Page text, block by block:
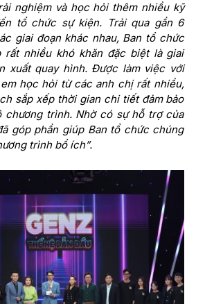
nghiệm và học hỏi thêm nhiều kỹ
tổ chức sự kiện. Trải qua gần 6
giai đoạn khác nhau, Ban tổ chức
rất nhiều khó khăn đặc biệt là giai
xuất quay hình. Được làm việc với
học hỏi từ các anh chị rất nhiều,
sắp xếp thời gian chi tiết đảm bảo
chương trình. Nhờ có sự hỗ trợ của
góp phần giúp Ban tổ chức chúng
trình bổ ích”.